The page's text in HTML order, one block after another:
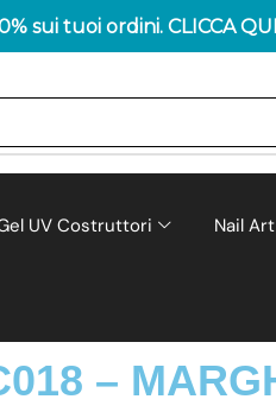
UV Costruttori Nail Art
–
sui tuoi ordini. CLICCA QUI